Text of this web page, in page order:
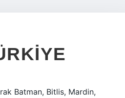
Batman, Bitlis, Mardin,